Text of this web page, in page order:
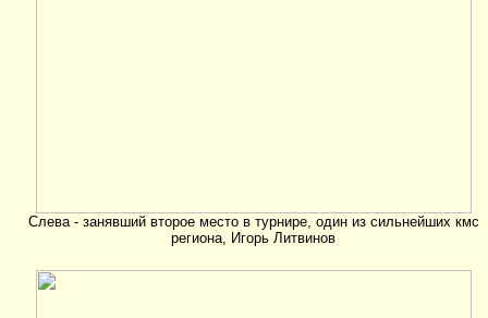
Слева - занявший второе место в турнире, один из сильнейших кмс
региона, Игорь Литвинов